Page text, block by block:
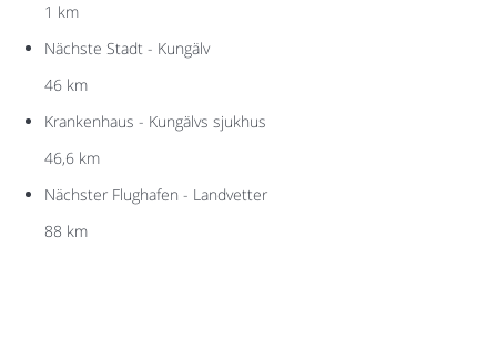
1 km
Nächste Stadt - Kungälv
46 km
Krankenhaus - Kungälvs sjukhus
46,6 km
Nächster Flughafen - Landvetter
88 km